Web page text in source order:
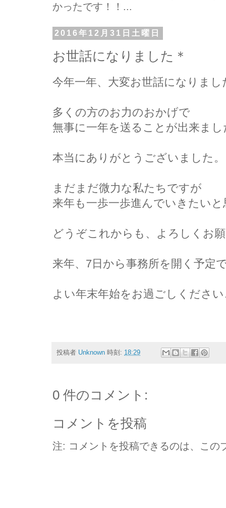
かったです！！...
2016年12月31日土曜日
お世話になりました＊
今年一年、 大変お世話になりまし
多くの方のお力のおかげで
無事に一年を送ることが出来まし
本当にありがとうございました。
まだまだ微力な私たちですが
来年も一歩一歩進んでいきたい
どうぞこれからも、よろしくお
来年、7日から事務所を開く予定
よい年末年始をお過ごしくださ
投稿者 Unknown 時刻: 18:29
0 件のコメント:
コメントを投稿
注: コメントを投稿できるのは、この